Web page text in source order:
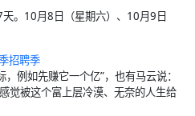
。10月8日（星期六）、10月9日
招聘季
例如先赚它一个亿”，也有马云说：
觉被这个富上层冷漠、无奈的人生给